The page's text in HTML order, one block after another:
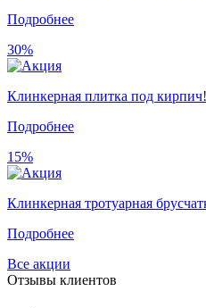
Подробнее
30%
Клинкерная плитка под
Подробнее
15%
Клинкерная тротуарная
Подробнее
Все акции
Отзывы клиентов